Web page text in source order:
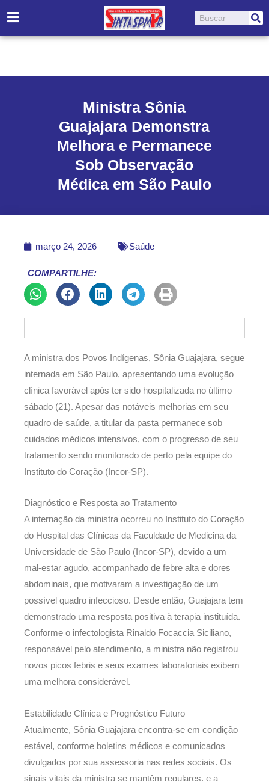
para
o
Pesquisar
Ministra Sônia
Guajajara Demonstra
Melhora e Permanece
Sob Observação
Médica em São Paulo
março 24, 2026 Saúde
COMPARTILHE:
A ministra dos Povos Indígenas, Sônia Guajajara, segue
internada em São Paulo, apresentando uma evolução
clínica favorável após ter sido hospitalizada no último
sábado (21). Apesar das notáveis melhorias em seu
quadro de saúde, a titular da pasta permanece sob
cuidados médicos intensivos, com o progresso de seu
tratamento sendo monitorado de perto pela equipe do
Instituto do Coração (Incor-SP).
Diagnóstico e Resposta ao Tratamento
A internação da ministra ocorreu no Instituto do Coração
do Hospital das Clínicas da Faculdade de Medicina da
Universidade de São Paulo (Incor-SP), devido a um
mal-estar agudo, acompanhado de febre alta e dores
abdominais, que motivaram a investigação de um
possível quadro infeccioso. Desde então, Guajajara tem
demonstrado uma resposta positiva à terapia instituída.
Conforme o infectologista Rinaldo Focaccia Siciliano,
responsável pelo atendimento, a ministra não registrou
novos picos febris e seus exames laboratoriais exibem
uma melhora considerável.
Estabilidade Clínica e Prognóstico Futuro
Atualmente, Sônia Guajajara encontra-se em condição
estável, conforme boletins médicos e comunicados
divulgados por sua assessoria nas redes sociais. Os
sinais vitais da ministra se mantêm regulares, e a